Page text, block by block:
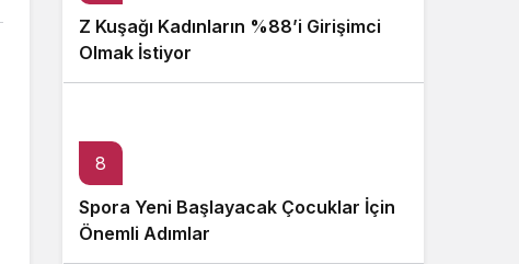
Z Kuşağı Kadınların %88’i Girişimci
Olmak İstiyor
8
Spora Yeni Başlayacak Çocuklar İçin
Önemli Adımlar